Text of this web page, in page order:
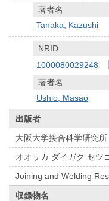
著者名
Tanaka, Kazushi
NRID
1000080029248
著者名
Ushio, Masao
出版者
大阪大学接合科学研究所
オオサカ ダイガク セツ
Joining and Welding
収録物名